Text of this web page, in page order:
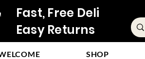
Fast, Free Delivery &
Easy Returns
SHOP